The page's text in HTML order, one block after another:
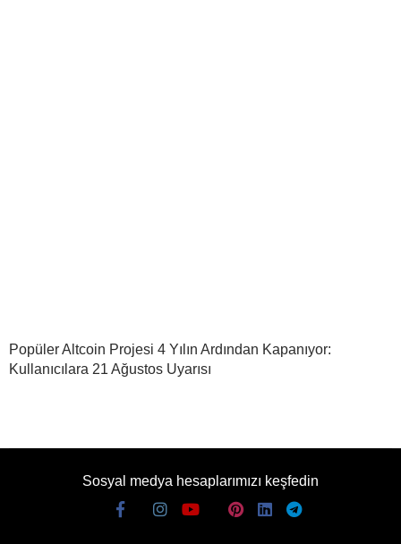
Popüler Altcoin Projesi 4 Yılın Ardından Kapanıyor:
Kullanıcılara 21 Ağustos Uyarısı
Sosyal medya hesaplarımızı keşfedin